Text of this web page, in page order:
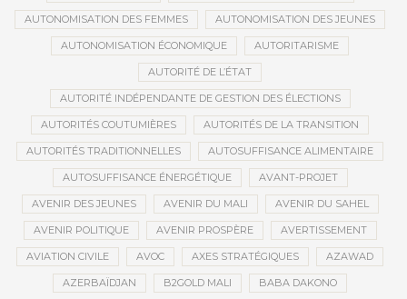
AUTONOMISATION DES FEMMES AUTONOMISATION DES JEUNES
AUTONOMISATION ÉCONOMIQUE AUTORITARISME
AUTORITÉ DE L’ÉTAT
AUTORITÉ INDÉPENDANTE DE GESTION DES ÉLECTIONS
AUTORITÉS COUTUMIÈRES AUTORITÉS DE LA TRANSITION
AUTORITÉS TRADITIONNELLES AUTOSUFFISANCE ALIMENTAIRE
AUTOSUFFISANCE ÉNERGÉTIQUE AVANT-PROJET
AVENIR DES JEUNES AVENIR DU MALI AVENIR DU SAHEL
AVENIR POLITIQUE AVENIR PROSPÈRE AVERTISSEMENT
AVIATION CIVILE AVOC AXES STRATÉGIQUES AZAWAD
AZERBAÏDJAN B2GOLD MALI BABA DAKONO